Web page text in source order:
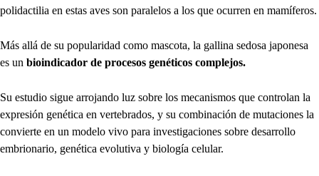
polidactilia en estas aves son paralelos a los que ocurren en mamíferos.
Más allá de su popularidad como mascota, la gallina sedosa japonesa
es un bioindicador de procesos genéticos complejos.
Su estudio sigue arrojando luz sobre los mecanismos que controlan la
expresión genética en vertebrados, y su combinación de mutaciones la
convierte en un modelo vivo para investigaciones sobre desarrollo
embrionario, genética evolutiva y biología celular.